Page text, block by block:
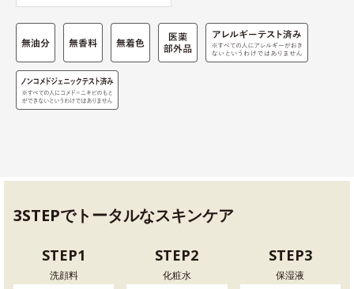
3STEPでトータルなスキンケア
STEP1
洗顔料
STEP2
化粧水
STEP3
保湿液